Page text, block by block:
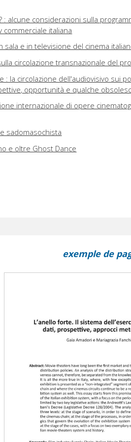
: alcune considerazioni sulla
commerciale italiana
sala e in televisione del cinema
circolazione transnazionale del
: la circolazione dell'audiovisivo sui
opportunità e qualche
internazionale di opere
sadomasochista
e oltre Ghost Dance
exemple de